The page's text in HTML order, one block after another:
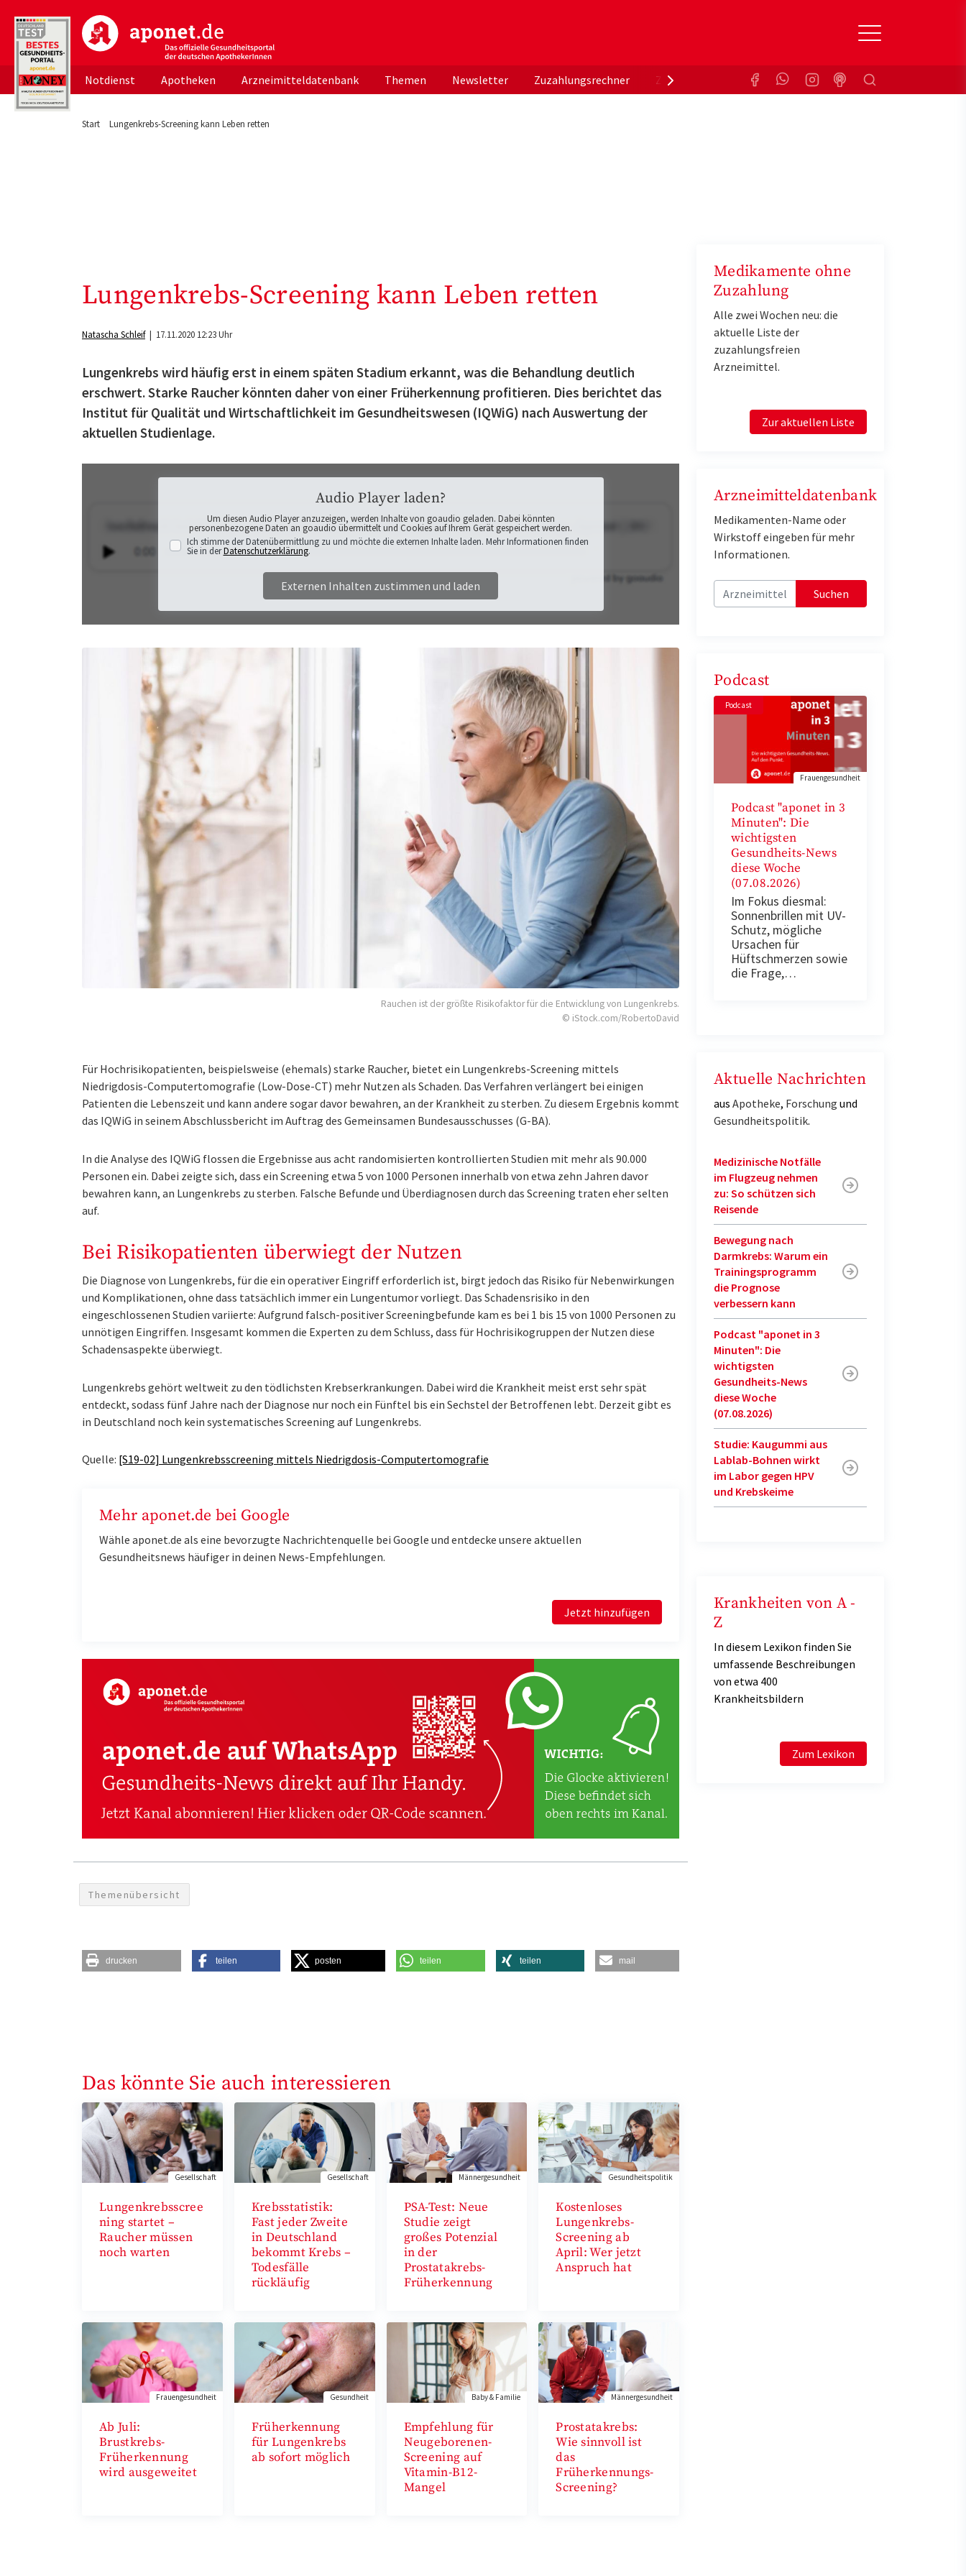
aponet.de - Das offizielle Gesundheitsportal der deutschen ApothekerInnen
Notdienst Apotheken Arzneimitteldatenbank Themen Newsletter Zuzahlungsrechner Zuzahlungsbefreiung KrankenkasseSuchen
Start Lungenkrebs-Screening kann Leben retten
Lungenkrebs-Screening kann Leben retten
Natascha Schleif| 17.11.2020 12:23 Uhr
Lungenkrebs wird häufig erst in einem späten Stadium erkannt, was die Behandlung deutlich
erschwert. Starke Raucher könnten daher von einer Früherkennung profitieren. Dies berichtet das
Institut für Qualität und Wirtschaftlichkeit im Gesundheitswesen (IQWiG) nach Auswertung der
aktuellen Studienlage.
Audio Player laden?
Um diesen Audio Player anzuzeigen, werden Inhalte von goaudio geladen. Dabei könnten
personenbezogene Daten an goaudio übermittelt und Cookies auf Ihrem Gerät gespeichert werden.
Ich stimme der Datenübermittlung zu und möchte die externen Inhalte laden. Mehr Informationen finden
Sie in derDatenschutzerklärung.
Externen Inhalten zustimmen und laden
Rauchen ist der größte Risikofaktor für die Entwicklung von Lungenkrebs.
© iStock.com/RobertoDavid
Für Hochrisikopatienten, beispielsweise (ehemals) starke Raucher, bietet ein Lungenkrebs-Screening mittels
Niedrigdosis-Computertomografie (Low-Dose-CT) mehr Nutzen als Schaden. Das Verfahren verlängert bei einigen
Patienten die Lebenszeit und kann andere sogar davor bewahren, an der Krankheit zu sterben. Zu diesem Ergebnis kommt
das IQWiG in seinem Abschlussbericht im Auftrag des Gemeinsamen Bundesausschusses (G-BA).
In die Analyse des IQWiG flossen die Ergebnisse aus acht randomisierten kontrollierten Studien mit mehr als 90.000
Personen ein. Dabei zeigte sich, dass ein Screening etwa 5 von 1000 Personen innerhalb von etwa zehn Jahren davor
bewahren kann, an Lungenkrebs zu sterben. Falsche Befunde und Überdiagnosen durch das Screening traten eher selten
auf.
Bei Risikopatienten überwiegt der Nutzen
Die Diagnose von Lungenkrebs, für die ein operativer Eingriff erforderlich ist, birgt jedoch das Risiko für Nebenwirkungen
und Komplikationen, ohne dass tatsächlich immer ein Lungentumor vorliegt. Das Schadensrisiko in den
eingeschlossenen Studien variierte: Aufgrund falsch-positiver Screeningbefunde kam es bei 1 bis 15 von 1000 Personen zu
unnötigen Eingriffen. Insgesamt kommen die Experten zu dem Schluss, dass für Hochrisikogruppen der Nutzen diese
Schadensaspekte überwiegt.
Lungenkrebs gehört weltweit zu den tödlichsten Krebserkrankungen. Dabei wird die Krankheit meist erst sehr spät
entdeckt, sodass fünf Jahre nach der Diagnose nur noch ein Fünftel bis ein Sechstel der Betroffenen lebt. Derzeit gibt es
in Deutschland noch kein systematisches Screening auf Lungenkrebs.
Quelle: [S19-02] Lungenkrebsscreening mittels Niedrigdosis-Computertomografie
Mehr aponet.de bei Google
Wähle aponet.de als eine bevorzugte Nachrichtenquelle bei Google und entdecke unsere aktuellen
Gesundheitsnews häufiger in deinen News-Empfehlungen.
Jetzt hinzufügen
Themenübersicht
drucken teilen posten teilen teilen mail
Das könnte Sie auch interessieren
Gesellschaft
Lungenkrebsscree
ning startet –
Raucher müssen
noch warten
Gesellschaft
Krebsstatistik:
Fast jeder Zweite
in Deutschland
bekommt Krebs –
Todesfälle
rückläufig
Männergesundheit
PSA-Test: Neue
Studie zeigt
großes Potenzial
in der
Prostatakrebs-
Früherkennung
Gesundheitspolitik
Kostenloses
Lungenkrebs-
Screening ab
April: Wer jetzt
Anspruch hat
Frauengesundheit
Ab Juli:
Brustkrebs-
Früherkennung
wird ausgeweitet
Gesundheit
Früherkennung
für Lungenkrebs
ab sofort möglich
Baby & Familie
Empfehlung für
Neugeborenen-
Screening auf
Vitamin-B12-
Mangel
Männergesundheit
Prostatakrebs:
Wie sinnvoll ist
das
Früherkennungs-
Screening?
Medikamente ohne
Zuzahlung
Alle zwei Wochen neu: die
aktuelle Liste der
zuzahlungsfreien
Arzneimittel.
Zur aktuellen Liste
Arzneimitteldatenbank
Medikamenten-Name oder
Wirkstoff eingeben für mehr
Informationen.
Suchen
Podcast
Podcast
Frauengesundheit
Podcast "aponet in 3
Minuten": Die
wichtigsten
Gesundheits-News
diese Woche
(07.08.2026)
Im Fokus diesmal:
Sonnenbrillen mit UV-
Schutz, mögliche
Ursachen für
Hüftschmerzen sowie
die Frage,…
Aktuelle Nachrichten
aus Apotheke, Forschung und
Gesundheitspolitik.
Medizinische Notfälle
im Flugzeug nehmen
zu: So schützen sich
Reisende
Bewegung nach
Darmkrebs: Warum ein
Trainingsprogramm
die Prognose
verbessern kann
Podcast "aponet in 3
Minuten": Die
wichtigsten
Gesundheits-News
diese Woche
(07.08.2026)
Studie: Kaugummi aus
Lablab-Bohnen wirkt
im Labor gegen HPV
und Krebskeime
Krankheiten von A -
Z
In diesem Lexikon finden Sie
umfassende Beschreibungen
von etwa 400
Krankheitsbildern
Zum Lexikon